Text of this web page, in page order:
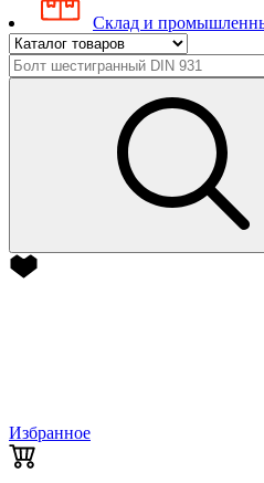
Склад и
Избранное